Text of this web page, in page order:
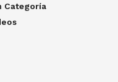
Categoría